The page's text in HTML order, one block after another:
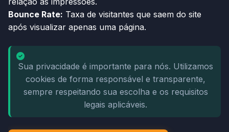
Bounce Rate: Taxa de visitantes que saem do site
após visualizar apenas uma página.
Sua privacidade é importante para nós. Utilizamos
cookies de forma responsável e transparente,
sempre respeitando sua escolha e os requisitos
legais aplicáveis.